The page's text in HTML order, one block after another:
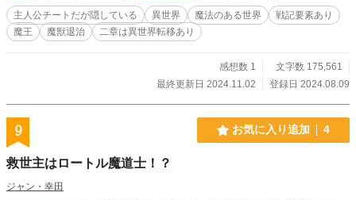
女のネックレスを探して彷徨う羽目となる。 そしてあらわれ来る亡霊達と、戦
うこととなるのだった… 以前こちらで途中まで公開していたものの、再アップ
となります。 他サイトでも公開しております。旧タイトル「茫漠と彷徨えるな
主人公チートだが隠している 異世界 魔法のある世界
戦記要素あり
魔王
魔獣退治 二章は異世界転移あり
感想数 1
文字数 175,561
最終更新日 2024.11.02
登録日 2024.08.09
9 お気に入り追加 4
救世主はロートル魔道士！？
ジャン・幸田